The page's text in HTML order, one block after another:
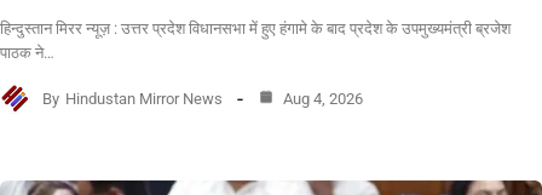
हिन्दुस्तान मिरर न्यूज़ : उत्तर प्रदेश विधानसभा में हुए हंगामे के बाद प्रदेश के उपमुख्यमंत्री ब्रजेश
पाठक ने…
By Hindustan Mirror News Aug 4, 2026